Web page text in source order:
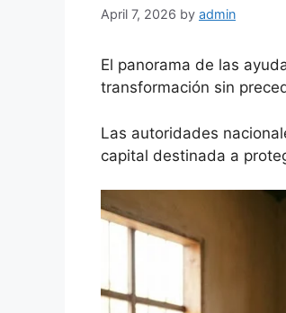
April 7, 2026 by admin
El panorama de las
transformación sin
Las autoridades
capital destinada a